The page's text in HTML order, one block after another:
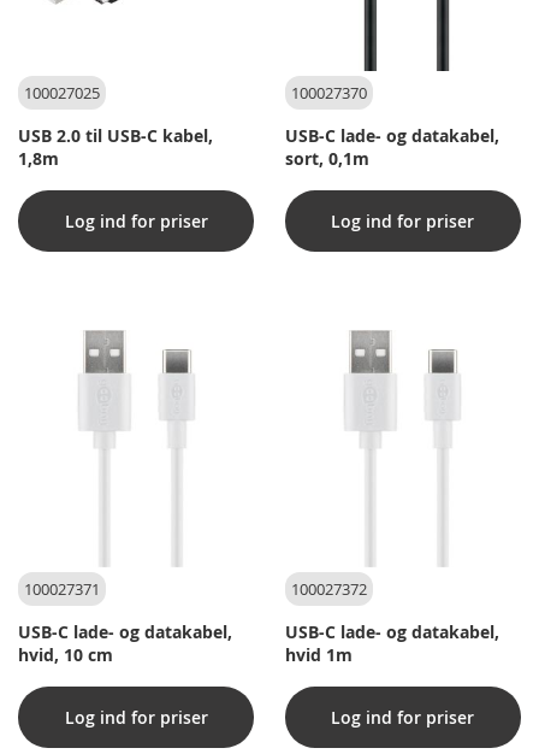
100027025
USB 2.0 til USB-C kabel,
1,8m
Log ind for priser
100027370
USB-C lade- og datakabel,
sort, 0,1m
Log ind for priser
100027371
USB-C lade- og datakabel,
hvid, 10 cm
Log ind for priser
100027372
USB-C lade- og datakabel,
hvid 1m
Log ind for priser